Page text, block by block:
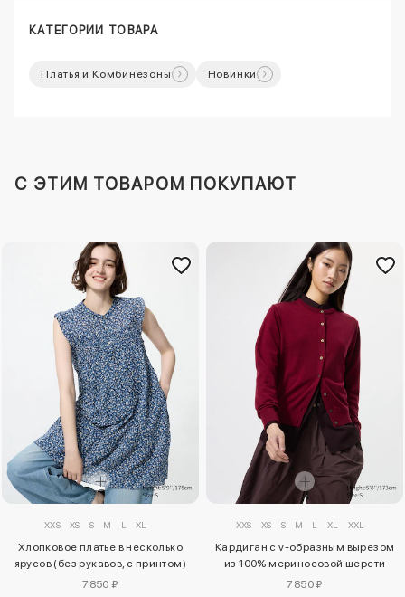
КАТЕГОРИИ ТОВАРА
Платья и Комбинезоны Новинки
C ЭТИМ ТОВАРОМ ПОКУПАЮТ
XXS XS S M L XL
Хлопковое платье в несколько
ярусов (без рукавов, с принтом)
7850 ₽
XXS XS S M L XL XXL
Кардиган с v-образным вырезом
из 100% мериносовой шерсти
7850 ₽